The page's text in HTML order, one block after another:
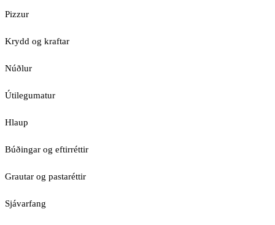
Pizzur
Krydd og kraftar
Núðlur
Útilegumatur
Hlaup
Búðingar og eftirréttir
Grautar og pastaréttir
Sjávarfang